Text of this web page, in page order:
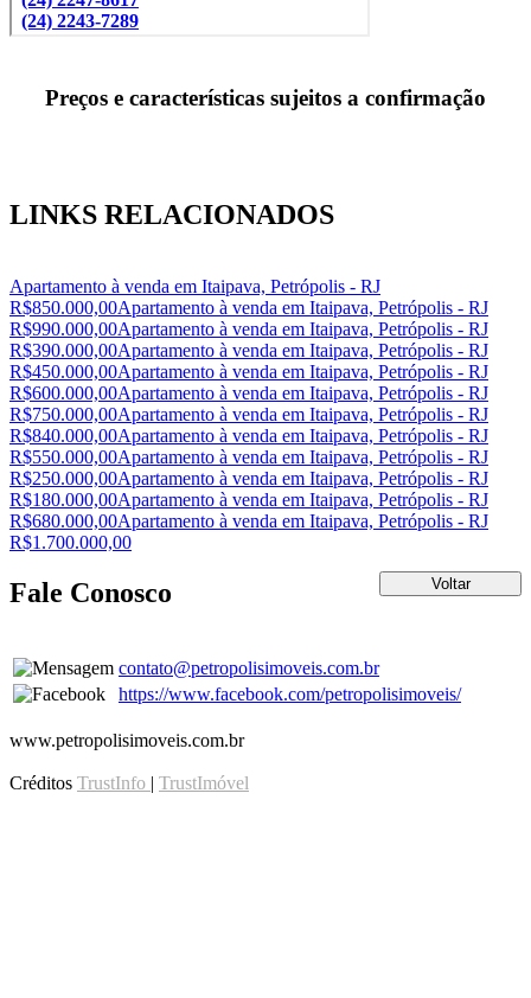
Preços e características sujeitos a confirmação
LINKS RELACIONADOS
Apartamento à venda em Itaipava, Petrópolis - RJ
R$850.000,00Apartamento à venda em Itaipava, Petrópolis - RJ
R$990.000,00Apartamento à venda em Itaipava, Petrópolis - RJ
R$390.000,00Apartamento à venda em Itaipava, Petrópolis - RJ
R$450.000,00Apartamento à venda em Itaipava, Petrópolis - RJ
R$600.000,00Apartamento à venda em Itaipava, Petrópolis - RJ
R$750.000,00Apartamento à venda em Itaipava, Petrópolis - RJ
R$840.000,00Apartamento à venda em Itaipava, Petrópolis - RJ
R$550.000,00Apartamento à venda em Itaipava, Petrópolis - RJ
R$250.000,00Apartamento à venda em Itaipava, Petrópolis - RJ
R$180.000,00Apartamento à venda em Itaipava, Petrópolis - RJ
R$680.000,00Apartamento à venda em Itaipava, Petrópolis - RJ
R$1.700.000,00
Fale Conosco
contato@petropolisimoveis.com.br
https://www.facebook.com/petropolisimoveis/
www.petropolisimoveis.com.br
Créditos TrustInfo | TrustImóvel